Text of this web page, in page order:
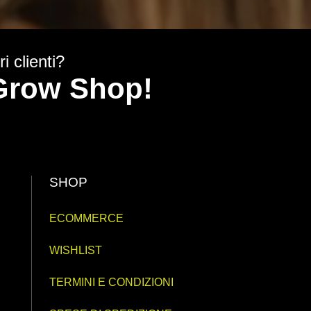
clienti?
Shop!
SHOP
ECOMMERCE
WISHLIST
TERMINI E CONDIZIONI